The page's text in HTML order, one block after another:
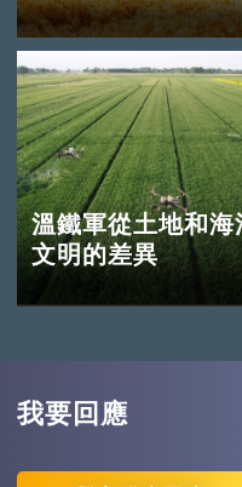
溫鐵軍從土地和
文明的差異
我要回應